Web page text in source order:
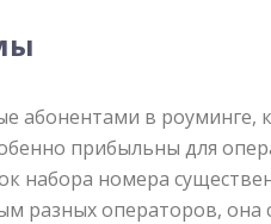
абонентами в роуминге,
прибыльны для
набора номера
разных операторов, она